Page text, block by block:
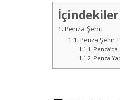
İçindekiler
Penza Şehri
Penza Şehir
Penza